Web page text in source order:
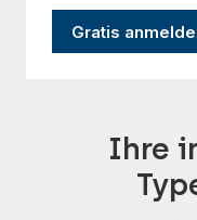
Gratis
Ihre